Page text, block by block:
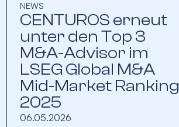
NEWS
CENTUROS erneut
unter den Top 3
M&A-Advisor im
LSEG Global M&A
Mid-Market Ranking
2025
06.05.2026